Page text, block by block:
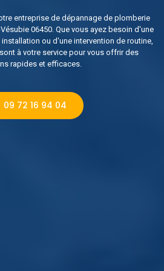
entreprise de dépannage de plomberie
06450. Que vous ayez besoin d'une
ou d'une intervention de routine,
à votre service pour vous offrir des
rapides et efficaces.
09 72 16 94 04